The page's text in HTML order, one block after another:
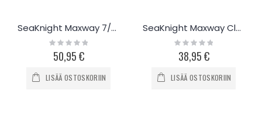
SeaKnight Maxway 7/8 perhovapa 3.0m
Rating:
0%
50,95 €
LISÄÄ OSTOSKORIIN
SeaKnight Maxway Classic perhovapa
Rating:
0%
38,95 €
LISÄÄ OSTOSKORIIN